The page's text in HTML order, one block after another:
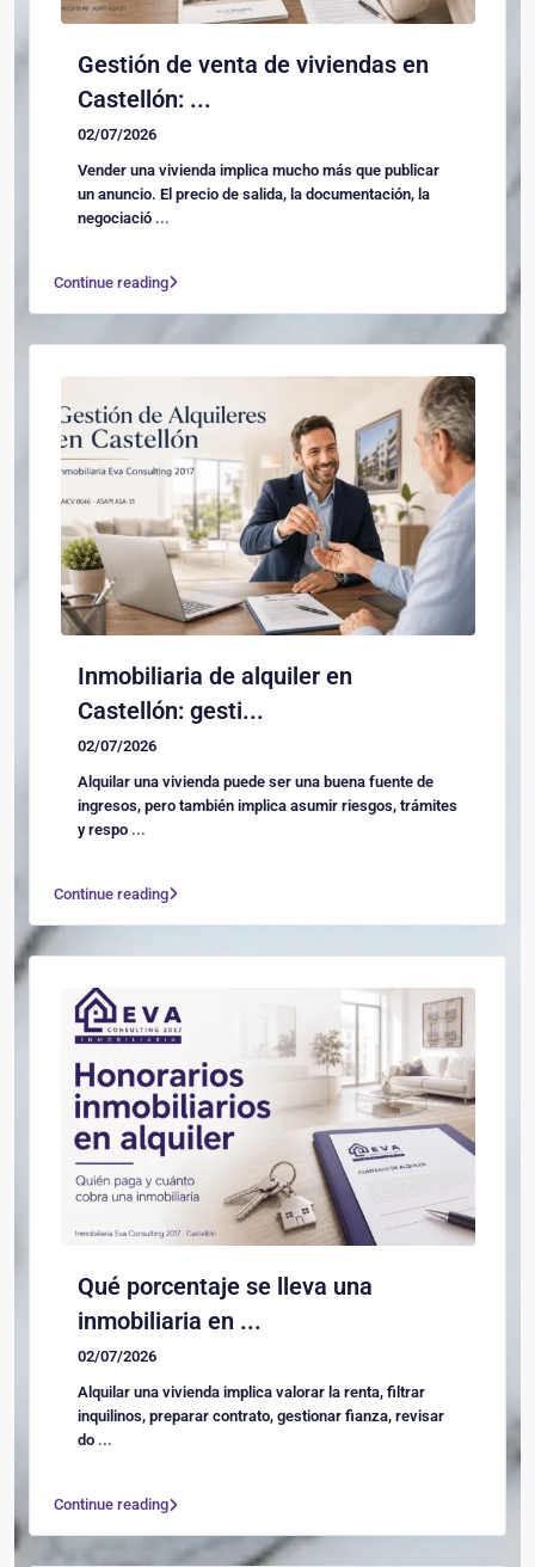
Gestión de venta de viviendas en
Castellón: ...
02/07/2026
Vender una vivienda implica mucho más que publicar
un anuncio. El precio de salida, la documentación, la
negociació ...
Continue reading
Inmobiliaria de alquiler en
Castellón: gesti...
02/07/2026
Alquilar una vivienda puede ser una buena fuente de
ingresos, pero también implica asumir riesgos, trámites
y respo ...
Continue reading
Qué porcentaje se lleva una
inmobiliaria en ...
02/07/2026
Alquilar una vivienda implica valorar la renta, filtrar
inquilinos, preparar contrato, gestionar fianza, revisar
do ...
Continue reading